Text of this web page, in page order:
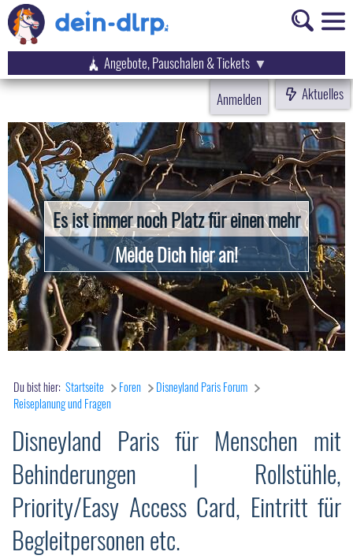
Angebote, Pauschalen & Tickets
Anmelden
Aktuelles
Es ist immer noch Platz für einen mehr
Melde Dich hier an!
Du bist hier: Startseite Foren
Disneyland Paris Forum
Reiseplanung und Fragen
Disneyland Paris für Menschen mit
Behinderungen | Rollstühle,
Priority/Easy Access Card, Eintritt für
Begleitpersonen etc.